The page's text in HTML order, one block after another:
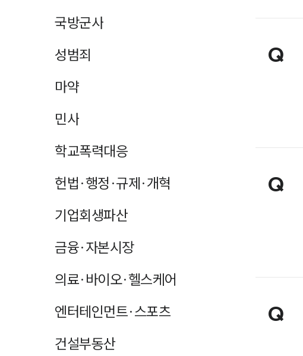
국방군사
성범죄
마약
민사
학교폭력대응
헌법·행정·규제·개혁
기업회생파산
금융·자본시장
의료·바이오·헬스케어
엔터테인먼트·스포츠
건설부동산
Q
Q
Q